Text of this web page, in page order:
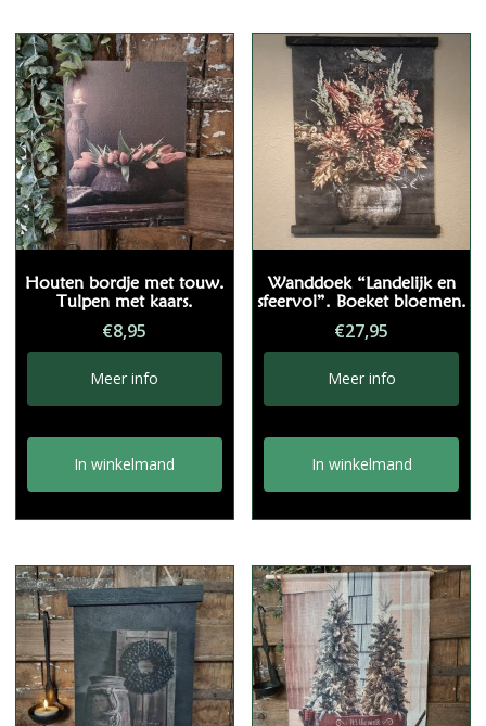
Houten bordje met touw.
Tulpen met kaars.
€8,95
Meer info
In winkelmand
Wanddoek “Landelijk en
sfeervol”. Boeket bloemen.
€27,95
Meer info
In winkelmand